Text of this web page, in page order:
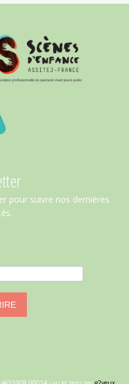
pour suivre nos dernières